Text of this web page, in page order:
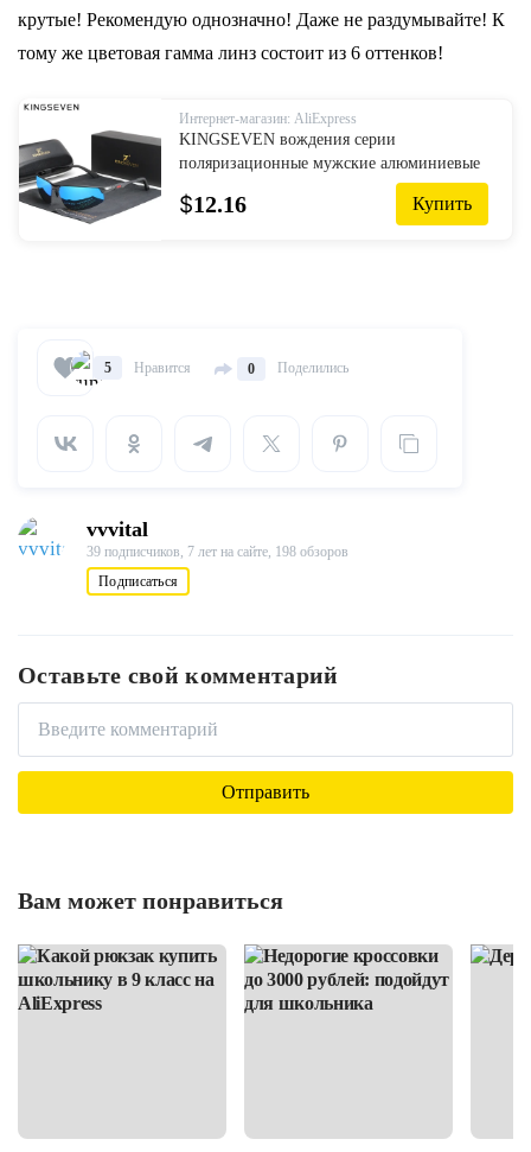
крутые! Рекомендую однозначно! Даже не раздумывайте! К
тому же цветовая гамма линз состоит из 6 оттенков!
Интернет-магазин: AliExpress
KINGSEVEN вождения серии
поляризационные мужские алюминиевые
солнцезащитные очки синяя зеркальная
линза мужские солнцезащитные очки
$12.16 Купить
5 Нравится 0 Поделились
vvvital
39 подписчиков, 7 лет на сайте, 198 обзоров
Подписаться
Оставьте свой комментарий
Вам может понравиться